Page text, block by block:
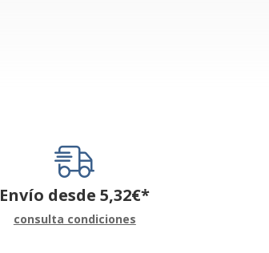
Envío desde5,32€*
consulta condiciones